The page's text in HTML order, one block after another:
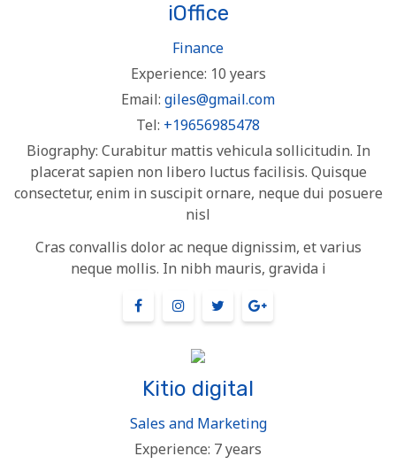
iOffice
Finance
Experience: 10 years
Email: giles@gmail.com
Tel: +19656985478
Biography: Curabitur mattis vehicula sollicitudin. In
placerat sapien non libero luctus facilisis. Quisque
consectetur, enim in suscipit ornare, neque dui posuere
nisl
Cras convallis dolor ac neque dignissim, et varius
neque mollis. In nibh mauris, gravida i
Kitio digital
Sales and Marketing
Experience: 7 years